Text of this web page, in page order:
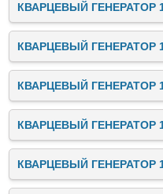
КВАРЦЕВЫЙ ГЕНЕРАТОР
КВАРЦЕВЫЙ ГЕНЕРАТОР
КВАРЦЕВЫЙ ГЕНЕРАТОР
КВАРЦЕВЫЙ ГЕНЕРАТОР
КВАРЦЕВЫЙ ГЕНЕРАТОР